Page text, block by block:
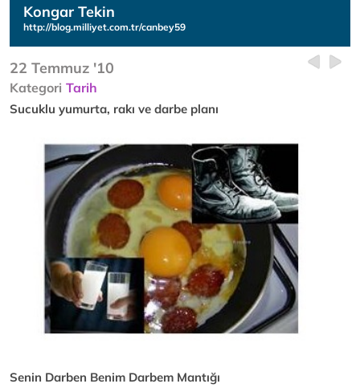
Kongar Tekin
http://blog.milliyet.com.tr/canbey59
22 Temmuz '10
Kategori Tarih
Sucuklu yumurta, rakı ve darbe planı
Senin Darben Benim Darbem Mantığı